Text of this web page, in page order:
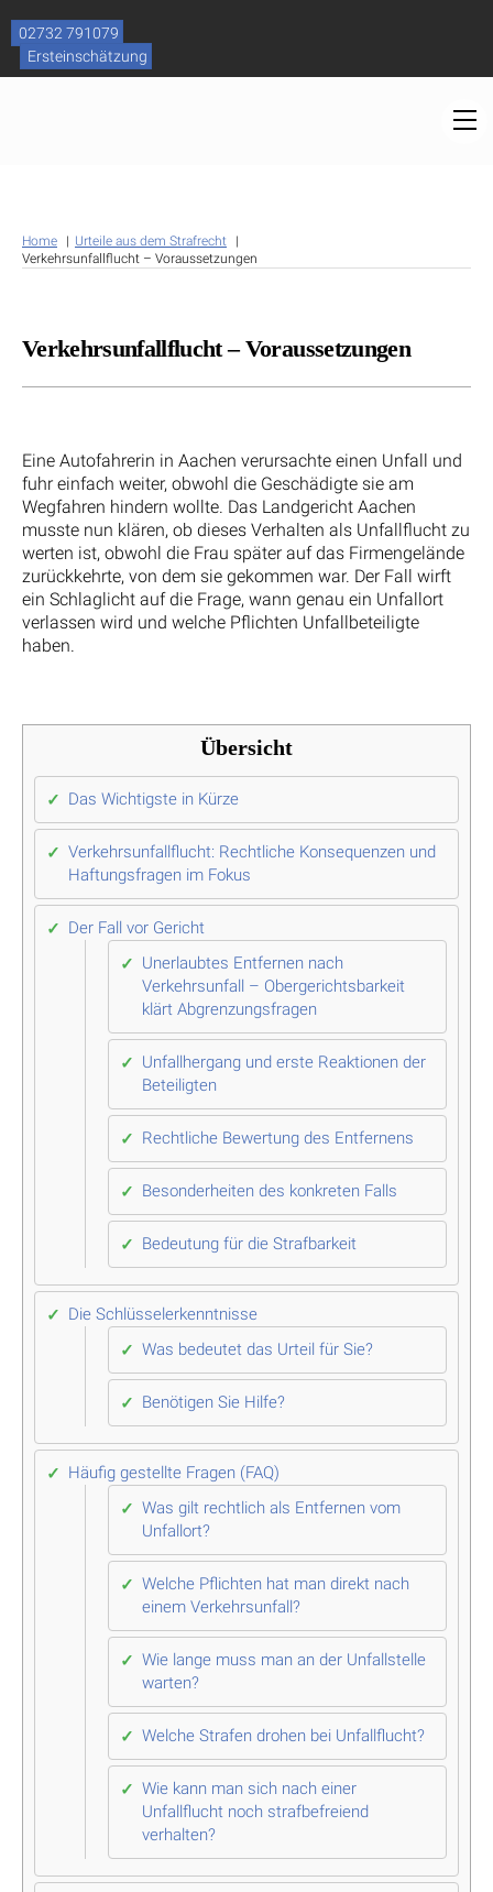
content
02732 791079
Ersteinschätzung
Home
Urteile aus dem Strafrecht
Verkehrsunfallflucht – Voraussetzungen
Verkehrsunfallflucht – Voraussetzungen
Eine Autofahrerin in Aachen verursachte einen Unfall und
fuhr einfach weiter, obwohl die Geschädigte sie am
Wegfahren hindern wollte. Das Landgericht Aachen
musste nun klären, ob dieses Verhalten als Unfallflucht zu
werten ist, obwohl die Frau später auf das Firmengelände
zurückkehrte, von dem sie gekommen war. Der Fall wirft
ein Schlaglicht auf die Frage, wann genau ein Unfallort
verlassen wird und welche Pflichten Unfallbeteiligte
haben.
Übersicht
Das Wichtigste in Kürze
Verkehrsunfallflucht: Rechtliche Konsequenzen und
Haftungsfragen im Fokus
Der Fall vor Gericht
Unerlaubtes Entfernen nach
Verkehrsunfall – Obergerichtsbarkeit
klärt Abgrenzungsfragen
Unfallhergang und erste Reaktionen der
Beteiligten
Rechtliche Bewertung des Entfernens
Besonderheiten des konkreten Falls
Bedeutung für die Strafbarkeit
Die Schlüsselerkenntnisse
Was bedeutet das Urteil für Sie?
Benötigen Sie Hilfe?
Häufig gestellte Fragen (FAQ)
Was gilt rechtlich als Entfernen vom
Unfallort?
Welche Pflichten hat man direkt nach
einem Verkehrsunfall?
Wie lange muss man an der Unfallstelle
warten?
Welche Strafen drohen bei Unfallflucht?
Wie kann man sich nach einer
Unfallflucht noch strafbefreiend
verhalten?